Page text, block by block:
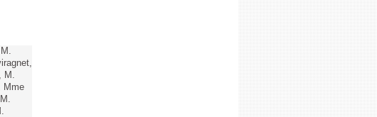
M.
Mme